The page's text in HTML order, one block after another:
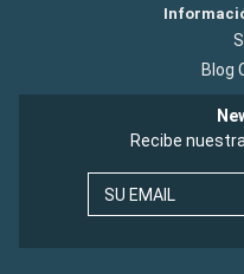
Blog
Recibe
SU EMAIL